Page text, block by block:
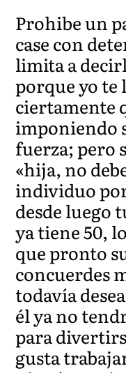
Prohibe un
case con
limita a
porque yo te
ciertamente
imponiendo
fuerza; pero
«hija, no
individuo
desde luego
ya tiene 50,
que pronto
concuerdes
todavía
él ya no
para
gusta